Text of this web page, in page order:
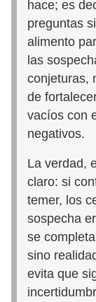
hace; es
preguntas
alimento
las
conjeturas,
de
vacíos con
negativos.
La verdad,
claro: si
temer, los
sospecha
se
sino
evita que